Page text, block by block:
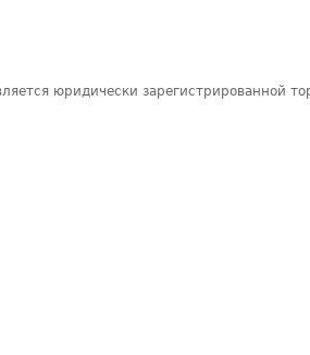
юридически зарегистрированной